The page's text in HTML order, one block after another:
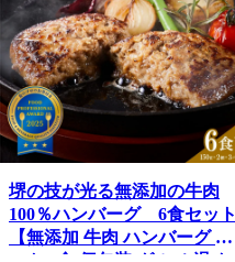
堺の技が光る無添加の牛肉
100％ハンバーグ 6食セット
【無添加 牛肉 ハンバーグ セ